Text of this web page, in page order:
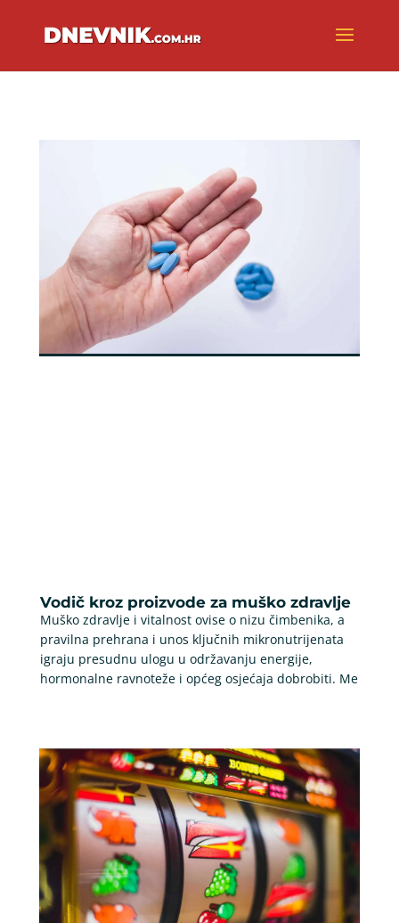
Vodič kroz proizvode za muško zdravlje
Muško zdravlje i vitalnost ovise o nizu čimbenika, a
pravilna prehrana i unos ključnih mikronutrijenata
igraju presudnu ulogu u održavanju energije,
hormonalne ravnoteže i općeg osjećaja dobrobiti. Me